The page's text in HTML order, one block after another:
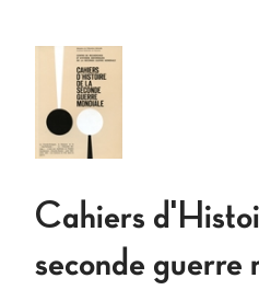
Cahiers
seconde guerre